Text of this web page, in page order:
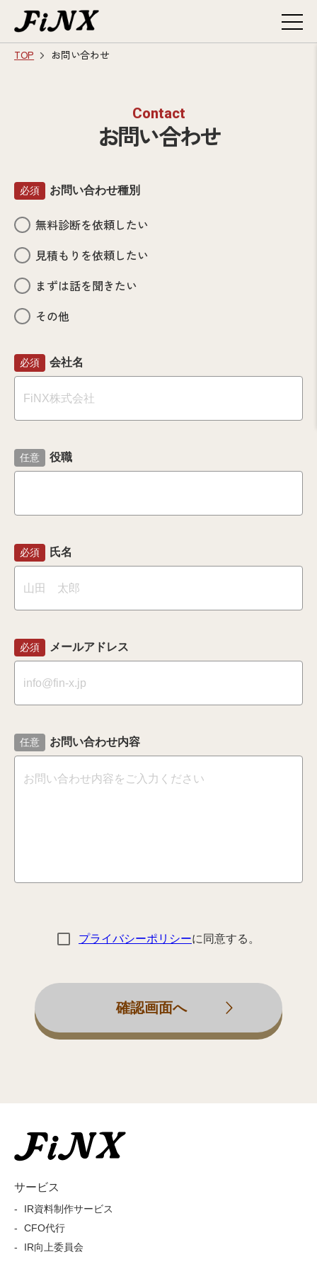
TOP お問い合わせ
Contact
お問い合わせ
必須 お問い合わせ種別
無料診断を依頼したい
見積もりを依頼したい
まずは話を聞きたい
その他
必須 会社名
任意 役職
必須 氏名
必須 メールアドレス
任意 お問い合わせ内容
プライバシーポリシーに同意する。
サービス
IR資料制作サービス
CFO代行
IR向上委員会